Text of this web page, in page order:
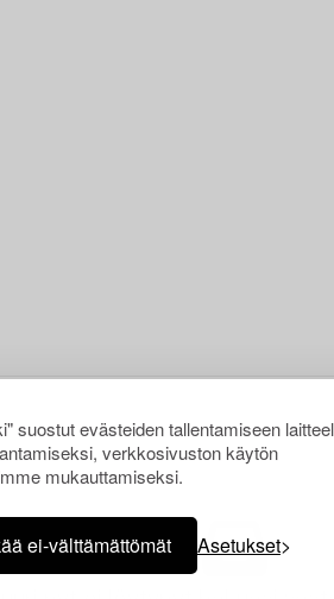
suostut evästeiden tallentamiseen
verkkosivuston käytön
mukauttamiseksi.
ei-välttämättömät Asetukset